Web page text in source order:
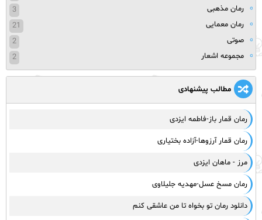
رمان مذهبی
3
رمان معمایی
21
صوتی
2
مجموعه اشعار
2
مطالب پیشنهادی
رمان قمار باز-فاطمه ایزدی
رمان قمار آرزوها-آزاده بختیاری
مرز - ماهان ایزدی
رمان مسخ عسل-مهدیه جلیلاوی
دانلود رمان تو بخواه تا من عاشقی کنم